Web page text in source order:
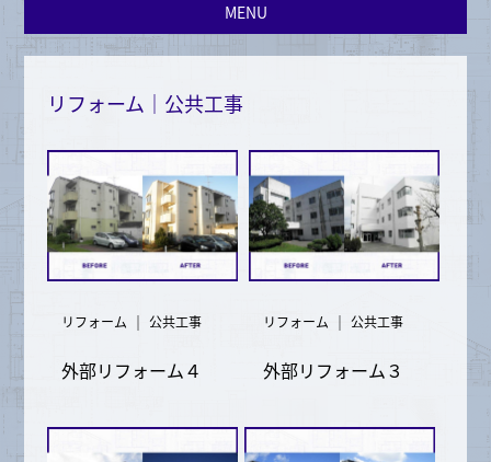
MENU
リフォーム｜公共工事
リフォーム ｜公共工事
外部リフォーム４
リフォーム ｜公共工事
外部リフォーム３